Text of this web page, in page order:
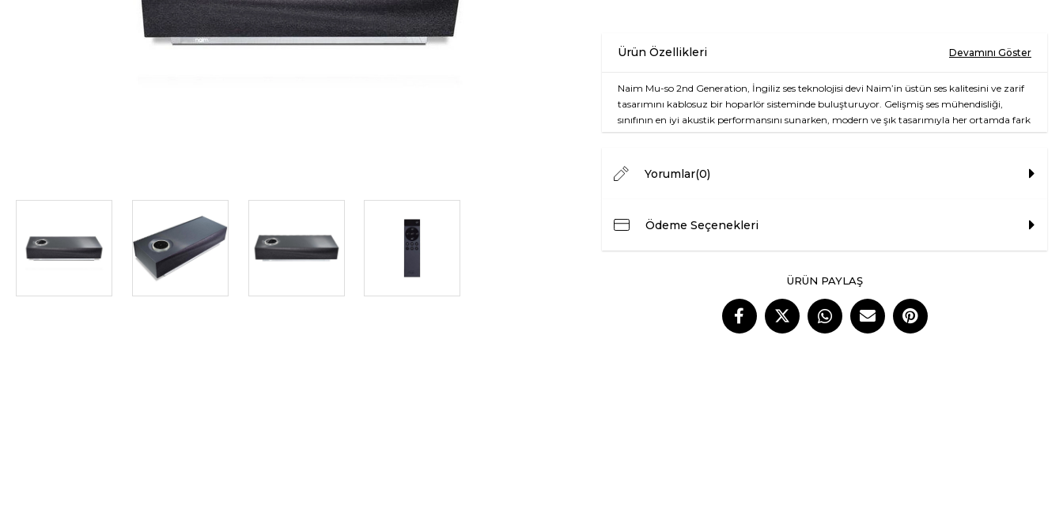
Naim Mu-so 2nd Generation, İngiliz ses teknolojisi devi Naim’in üstün ses kalitesini ve zarif
tasarımını kablosuz bir hoparlör sisteminde buluşturuyor. Gelişmiş ses mühendisliği,
sınıfının en iyi akustik performansını sunarken, modern ve şık tasarımıyla her ortamda fark
yaratıyor. Naim’in 45 yıllık hi-fi deneyimiyle geliştirilmiş olan bu hoparlör, hem estetik hem
Öne Çıkan Özellikler
Dolby Atmos Destekli 3D Ses Deneyimi
Gelişmiş DSP (Dijital Sinyal İşleme) Teknolojisi
Dokunmatik Kontrol Paneli ve Uzaktan Kumanda
Yorumlar(0)
Ödeme Seçenekleri
ÜRÜN PAYLAŞ